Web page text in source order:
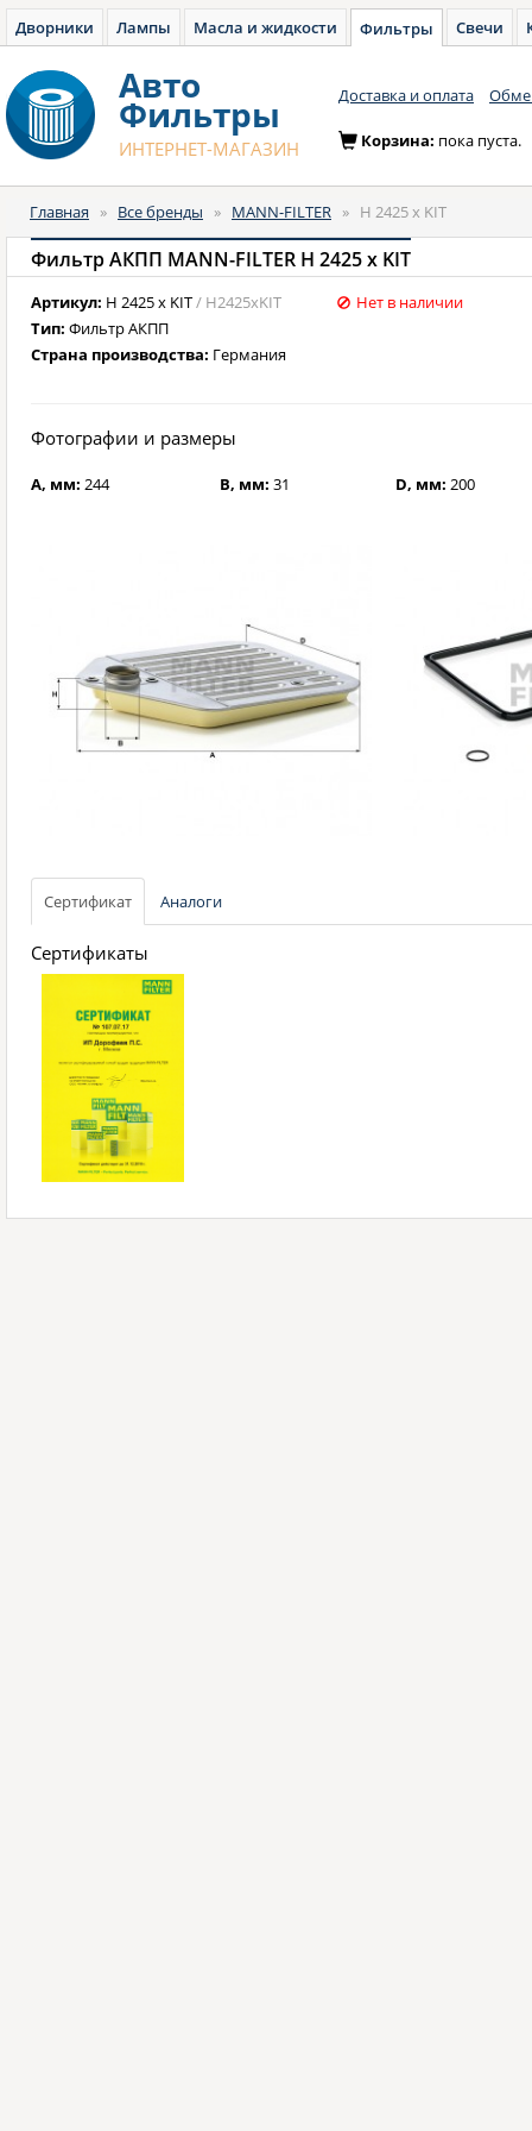
Дворники Лампы Масла и жидкости Фильтры Свечи
Авто
Фильтры
ИНТЕРНЕТ-МАГАЗИН
Доставка и оплата
Корзина: пока пуста.
Главная » Все бренды » MANN-FILTER » H 2425 x KIT
Фильтр АКПП MANN-FILTER H 2425 x KIT
Артикул: H 2425 x KIT/ H2425xKIT
Тип: Фильтр АКПП
Страна производства: Германия
Нет в наличии
Фотографии и размеры
A, мм: 244 B, мм: 31 D, мм:200
Сертификат Аналоги
Сертификаты